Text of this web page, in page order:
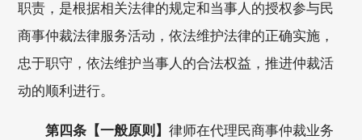
职责，是根据相关法律的规定和当事人的授权参与民
商事仲裁法律服务活动，依法维护法律的正确实施，
忠于职守，依法维护当事人的合法权益，推进仲裁活
动的顺利进行。
第四条【一般原则】律师在代理民商事仲裁业务